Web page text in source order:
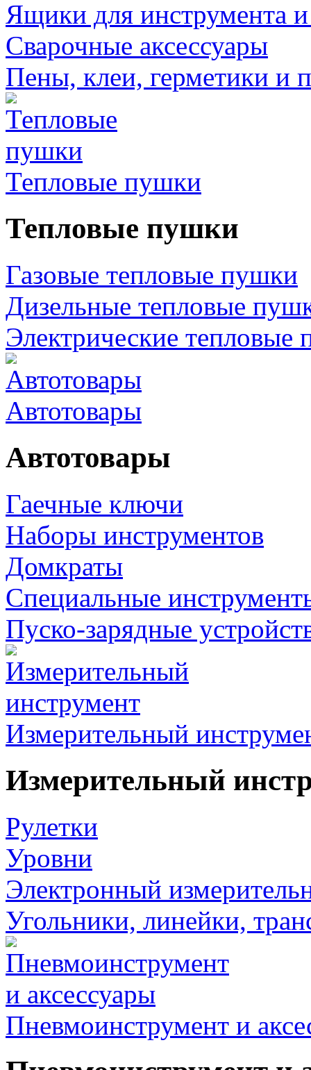
Ящики для инструмента
Сварочные аксессуары
Пены, клеи, герметики и
Тепловые пушки
Тепловые пушки
Газовые тепловые пушки
Дизельные тепловые
Электрические тепловые
Автотовары
Автотовары
Гаечные ключи
Наборы инструментов
Домкраты
Специальные
Пуско-зарядные
Измерительный
Измерительный
Рулетки
Уровни
Электронный
Угольники, линейки,
Пневмоинструмент и